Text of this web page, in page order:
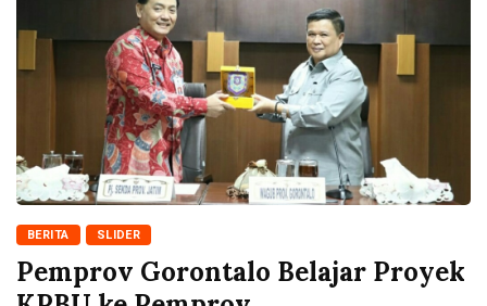
BERITA SLIDER
Pemprov Gorontalo Belajar Proyek